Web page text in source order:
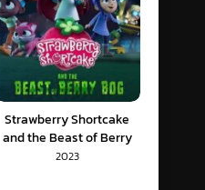
Strawberry Shortcake
and the Beast of Berry
Bog (2023) พากย์ไทย
2023